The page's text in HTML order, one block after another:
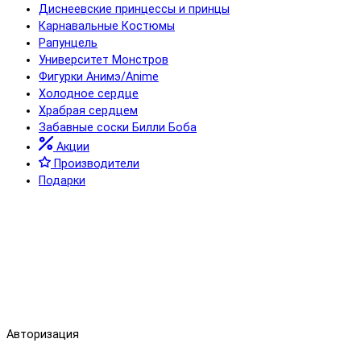
Диснеевские принцессы и принцы
Карнавальные Костюмы
Рапунцель
Университет Монстров
Фигурки Анимэ/Anime
Холодное сердце
Храбрая сердцем
Забавные соски Билли Боба
Акции
Производители
Подарки
Авторизация